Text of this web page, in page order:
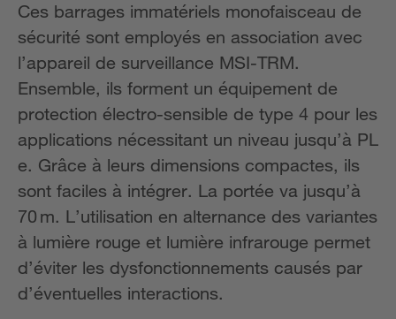
Ces barrages immatériels monofaisceau de
sécurité sont employés en association avec
l’appareil de surveillance MSI-TRM.
Ensemble, ils forment un équipement de
protection électro-sensible de type 4 pour les
applications nécessitant un niveau jusqu’à PL
e. Grâce à leurs dimensions compactes, ils
sont faciles à intégrer. La portée va jusqu’à
70 m. L’utilisation en alternance des variantes
à lumière rouge et lumière infrarouge permet
d’éviter les dysfonctionnements causés par
d’éventuelles interactions.